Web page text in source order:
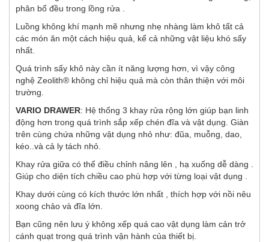
phân bổ đều trong lồng rửa .
Luồng không khí mạnh mẽ nhưng nhẹ nhàng làm khô tất cả
các món ăn một cách hiệu quả, kể cả những vật liệu khó sấy
nhất.
Quá trình sấy khô này cần ít năng lượng hơn, vì vậy công
nghệ Zeolith® không chỉ hiệu quả mà còn thân thiện với môi
trường.
VARIO DRAWER: Hệ thống 3 khay rửa rộng lớn giúp bạn linh
động hơn trong quá trình sắp xếp chén đĩa và vật dụng. Giàn
trên cùng chứa những vật dụng nhỏ như: đũa, muỗng, dao,
kéo..và cả ly tách nhỏ.
Khay rửa giữa có thể điều chỉnh nâng lên , hạ xuống dễ dàng .
Giúp cho diện tích chiều cao phù hợp với từng loại vật dụng .
Khay dưới cùng có kích thước lớn nhất , thích hợp với nồi nêu
xoong chảo và đĩa lớn.
Bạn cũng nên lưu ý không xếp quá cao vật dụng làm cản trở
cánh quạt trong quá trình vận hành của thiết bị.